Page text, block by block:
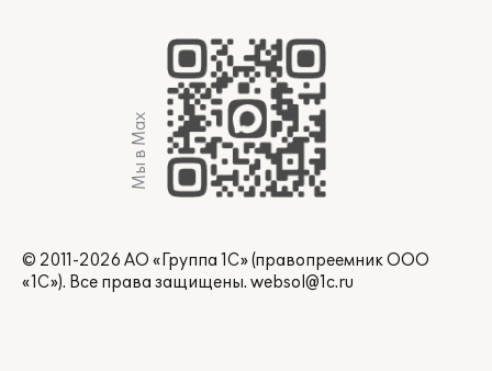
Мы в Max
© 2011-2026 АО «Группа 1С» (правопреемник ООО
«1С»). Все права защищены. websol@1c.ru